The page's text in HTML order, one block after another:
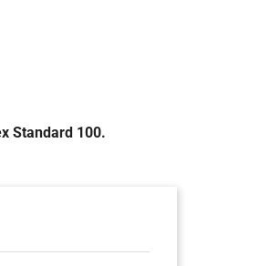
Standard 100.